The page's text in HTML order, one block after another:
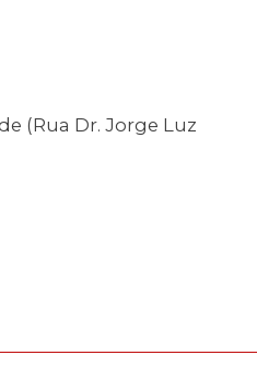
(Rua Dr. Jorge Luz